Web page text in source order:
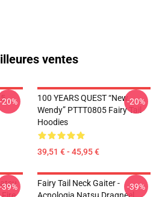
ventes
-20%
100 YEARS QUEST “New
Wendy” PTTT0805 Fairy Tail
Hoodies
39,51 € - 45,95 €
-20%
-39%
Fairy Tail Neck Gaiter -
-39%